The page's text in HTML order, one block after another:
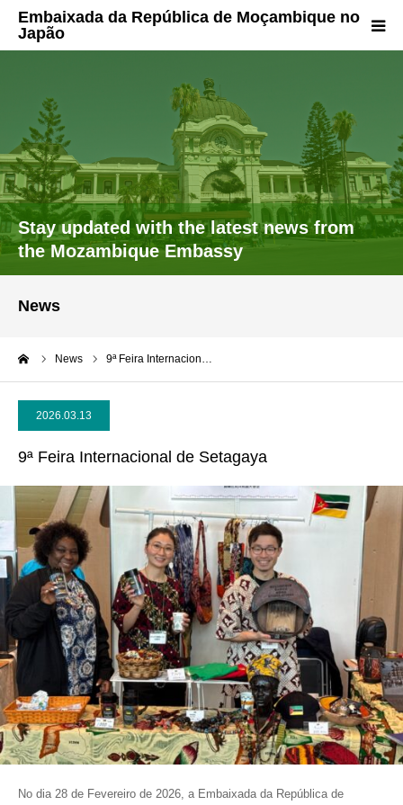
Stay updated with the latest news from
the Mozambique Embassy
News
News 9ª Feira Internacion…
2026.03.13
9ª Feira Internacional de Setagaya
No dia 28 de Fevereiro de 2026, a Embaixada da República de
Português